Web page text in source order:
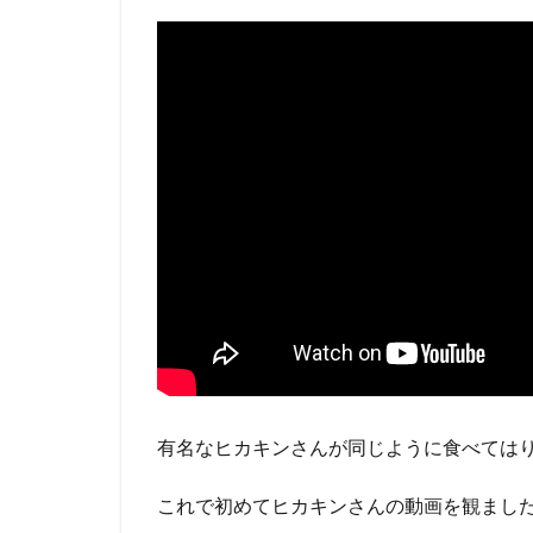
有名なヒカキンさんが同じように食べては
これで初めてヒカキンさんの動画を観ました